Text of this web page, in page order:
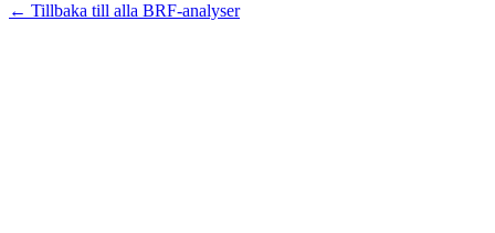
← Tillbaka till alla BRF-analyser